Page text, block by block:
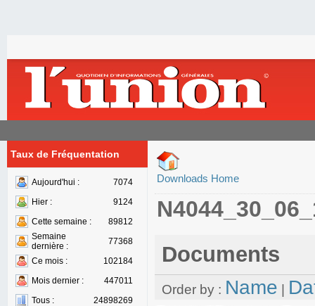
Taux de Fréquentation
Aujourd'hui :
7074
Hier :
9124
Cette semaine :
89812
Semaine
dernière :
77368
Ce mois :
102184
Mois dernier :
447011
Tous :
24898269
Downloads Home
Documents
Order by : Name